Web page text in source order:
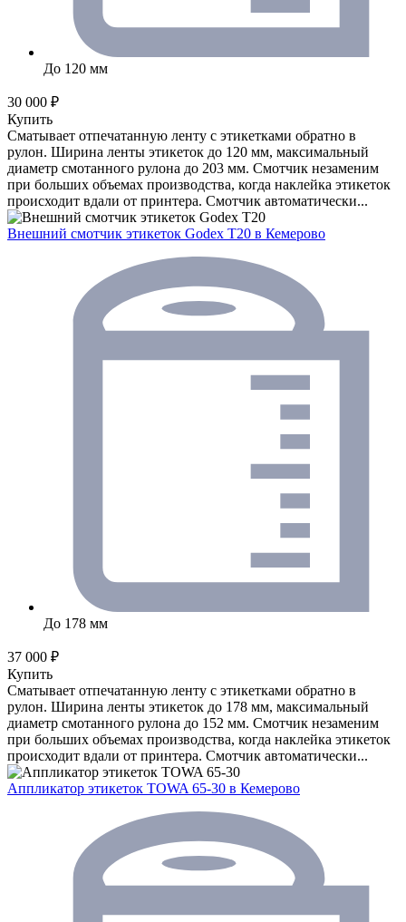
До 120 мм
30 000 ₽
Купить
Сматывает отпечатанную ленту с этикетками обратно в
рулон. Ширина ленты этикеток до 120 мм, максимальный
диаметр смотанного рулона до 203 мм. Смотчик незаменим
при больших объемах производства, когда наклейка этикеток
происходит вдали от принтера. Смотчик автоматически...
Внешний смотчик этикеток Godex T20 в Кемерово
До 178 мм
37 000 ₽
Купить
Сматывает отпечатанную ленту с этикетками обратно в
рулон. Ширина ленты этикеток до 178 мм, максимальный
диаметр смотанного рулона до 152 мм. Смотчик незаменим
при больших объемах производства, когда наклейка этикеток
происходит вдали от принтера. Смотчик автоматически...
Аппликатор этикеток TOWA 65-30 в Кемерово